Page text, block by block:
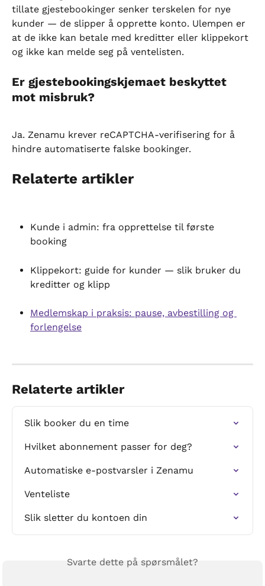
tillate gjestebookinger senker terskelen for nye
kunder — de slipper å opprette konto. Ulempen er
at de ikke kan betale med kreditter eller klippekort
og ikke kan melde seg på ventelisten.
Er gjestebookingskjemaet beskyttet
mot misbruk?
Ja. Zenamu krever reCAPTCHA-verifisering for å
hindre automatiserte falske bookinger.
Relaterte artikler
Kunde i admin: fra opprettelse til første
booking
Klippekort: guide for kunder — slik bruker du
kreditter og klipp
Medlemskap i praksis: pause, avbestilling og
forlengelse
Relaterte artikler
Slik booker du en time
Hvilket abonnement passer for deg?
Automatiske e-postvarsler i Zenamu
Venteliste
Slik sletter du kontoen din
Svarte dette på spørsmålet?